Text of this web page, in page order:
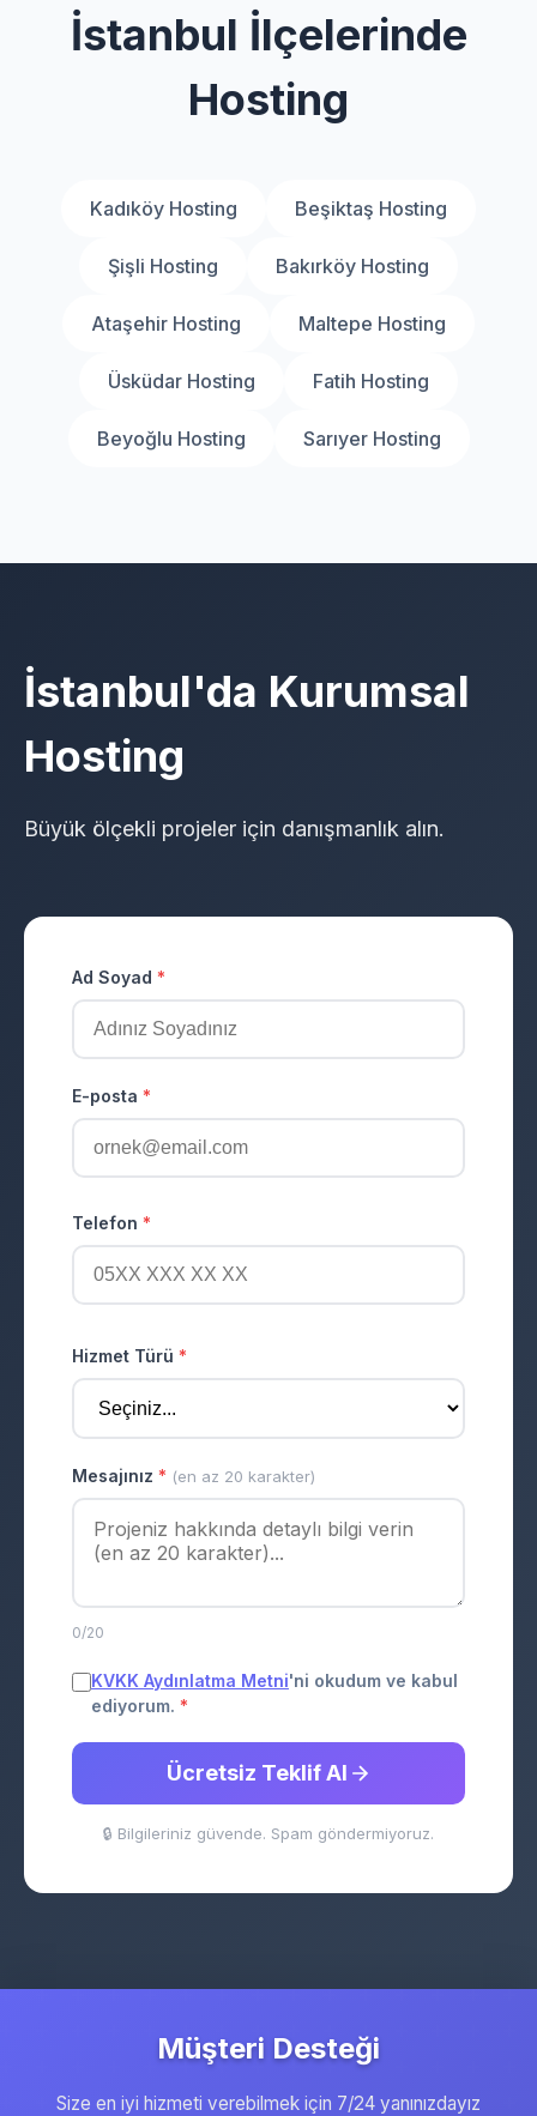
İstanbul İlçelerinde
Hosting
Kadıköy Hosting Beşiktaş Hosting
Şişli Hosting Bakırköy Hosting
Ataşehir Hosting Maltepe Hosting
Üsküdar Hosting Fatih Hosting
Beyoğlu Hosting Sarıyer Hosting
İstanbul'da Kurumsal
Hosting
Büyük ölçekli projeler için danışmanlık alın.
Ad Soyad *
E-posta *
Telefon *
Hizmet Türü *
Mesajınız * (en az 20 karakter)
0/20
KVKK Aydınlatma Metni'ni okudum ve kabul
ediyorum. *
Ücretsiz Teklif Al
🔒 Bilgileriniz güvende. Spam göndermiyoruz.
Müşteri Desteği
Size en iyi hizmeti verebilmek için 7/24 yanınızdayız